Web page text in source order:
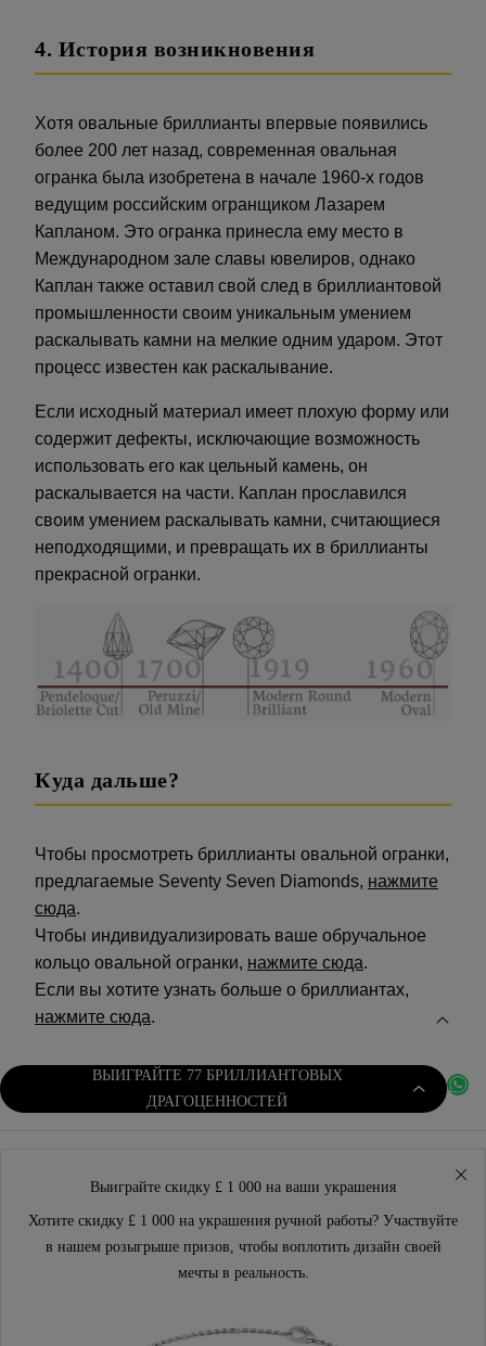
4. История возникновения
Хотя овальные бриллианты впервые появились
более 200 лет назад, современная овальная
огранка была изобретена в начале 1960-х годов
ведущим российским огранщиком Лазарем
Капланом. Это огранка принесла ему место в
Международном зале славы ювелиров, однако
Каплан также оставил свой след в бриллиантовой
промышленности своим уникальным умением
раскалывать камни на мелкие одним ударом. Этот
процесс известен как раскалывание.
Если исходный материал имеет плохую форму или
содержит дефекты, исключающие возможность
использовать его как цельный камень, он
раскалывается на части. Каплан прославился
своим умением раскалывать камни, считающиеся
неподходящими, и превращать их в бриллианты
прекрасной огранки.
Куда дальше?
Чтобы просмотреть бриллианты овальной огранки,
предлагаемые Seventy Seven Diamonds, нажмите
сюда.
Чтобы индивидуализировать ваше обручальное
кольцо овальной огранки, нажмите сюда.
Если вы хотите узнать больше о бриллиантах,
нажмите сюда.
ВЫИГРАЙТЕ 77 БРИЛЛИАНТОВЫХ
ДРАГОЦЕННОСТЕЙ
Выиграйте скидку £ 1 000 на ваши украшения
Хотите скидку £ 1 000 на украшения ручной работы? Участвуйте
в нашем розыгрыше призов, чтобы воплотить дизайн своей
мечты в реальность.